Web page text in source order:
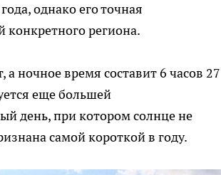
однако его точная
конкретного региона.
ночное время составит 6 часов 27
еще большей
день, при котором солнце не
самой короткой в году.